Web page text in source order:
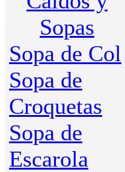
Sopas
Sopa de Col
Sopa de
Croquetas
Sopa de
Escarola